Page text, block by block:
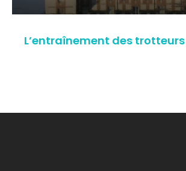
L’entraînement des trotteurs